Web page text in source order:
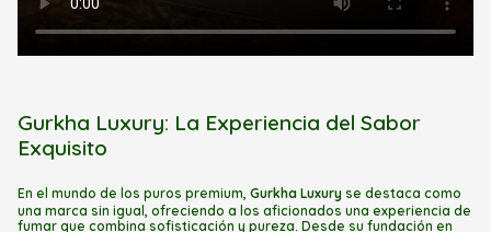
Gurkha Luxury: La Experiencia del Sabor
Exquisito
En el mundo de los puros premium, Gurkha Luxury se destaca como
una marca sin igual, ofreciendo a los aficionados una experiencia de
fumar que combina sofisticación y pureza. Desde su fundación en